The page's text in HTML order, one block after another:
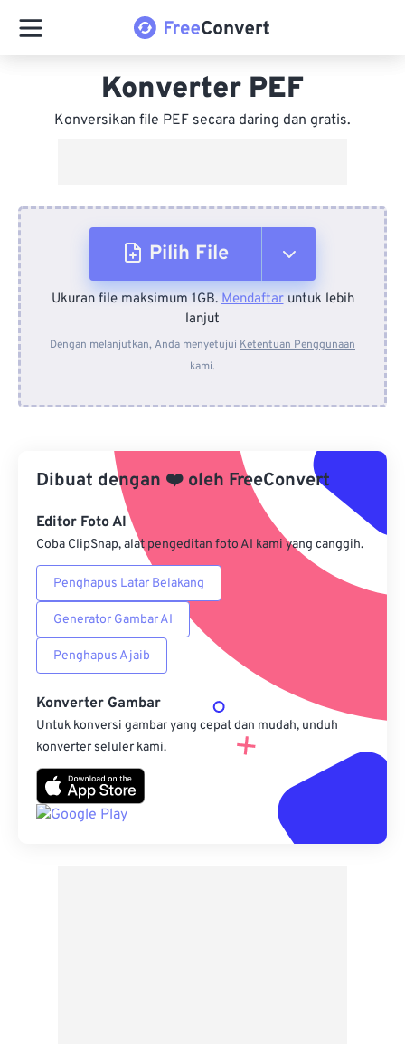
Konverter PEF
Konversikan file PEF secara daring dan gratis.
Pilih File
Dari Perangkat
Dari Dropbox
Dari Url
Ukuran file maksimum 1GB.Mendaftaruntuk lebih
lanjut
Dengan melanjutkan, Anda menyetujui Ketentuan Penggunaan
kami.
Dibuat dengan ❤️ oleh FreeConvert
Editor Foto AI
Coba ClipSnap, alat pengeditan foto AI kami yang canggih.
Penghapus Latar Belakang
Generator Gambar AI
Penghapus Ajaib
Konverter Gambar
Untuk konversi gambar yang cepat dan mudah, unduh
konverter seluler kami.